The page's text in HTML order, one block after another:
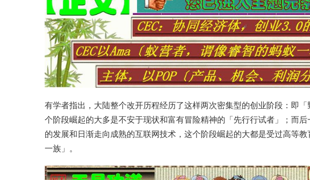
有学者指出，大陆整个改开历程经历了这样两次密集型的创业阶段：即
个阶段崛起的大多是不安于现状和富有冒险精神的「先行行试者」；而
的发展和日渐走向成熟的互联网技术，这个阶段崛起的大都是受过高等
一族」。